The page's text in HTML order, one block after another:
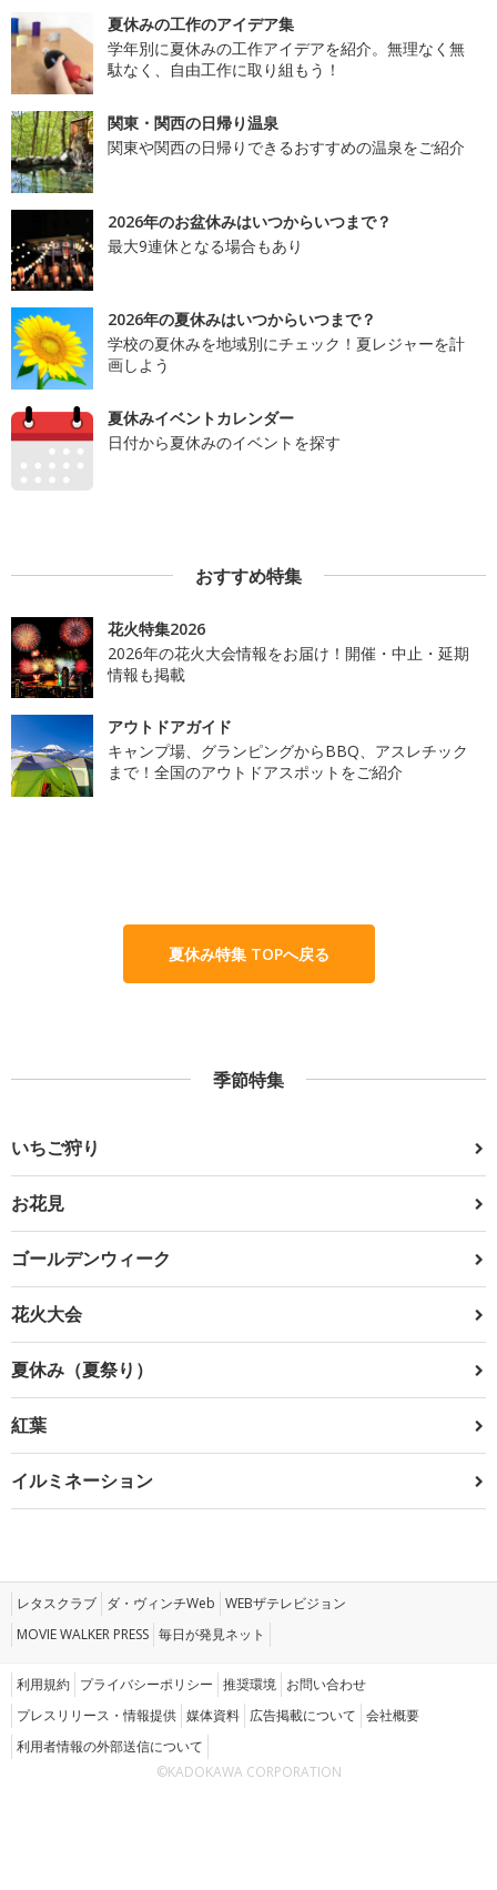
夏休みの工作のアイデア集
学年別に夏休みの工作アイデアを紹介。無理なく無
駄なく、自由工作に取り組もう！
関東・関西の日帰り温泉
関東や関西の日帰りできるおすすめの温泉をご紹介
2026年のお盆休みはいつからいつまで？
最大9連休となる場合もあり
2026年の夏休みはいつからいつまで？
学校の夏休みを地域別にチェック！夏レジャーを計
画しよう
夏休みイベントカレンダー
日付から夏休みのイベントを探す
おすすめ特集
花火特集2026
2026年の花火大会情報をお届け！開催・中止・延期
情報も掲載
アウトドアガイド
キャンプ場、グランピングからBBQ、アスレチック
まで！全国のアウトドアスポットをご紹介
夏休み特集 TOPへ戻る
季節特集
いちご狩り
お花見
ゴールデンウィーク
花火大会
夏休み（夏祭り）
紅葉
イルミネーション
レタスクラブ ダ・ヴィンチWeb WEBザテレビジョン
MOVIE WALKER PRESS 毎日が発見ネット
利用規約 プライバシーポリシー 推奨環境 お問い合わせ
プレスリリース・情報提供 媒体資料 広告掲載について 会社概要
利用者情報の外部送信について
©KADOKAWA CORPORATION